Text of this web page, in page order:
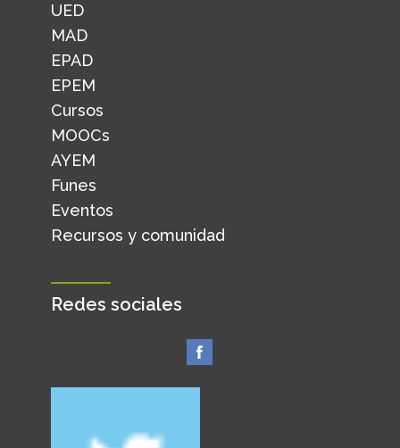
UED
MAD
EPAD
EPEM
Cursos
MOOCs
AYEM
Funes
Eventos
Recursos y comunidad
Redes sociales